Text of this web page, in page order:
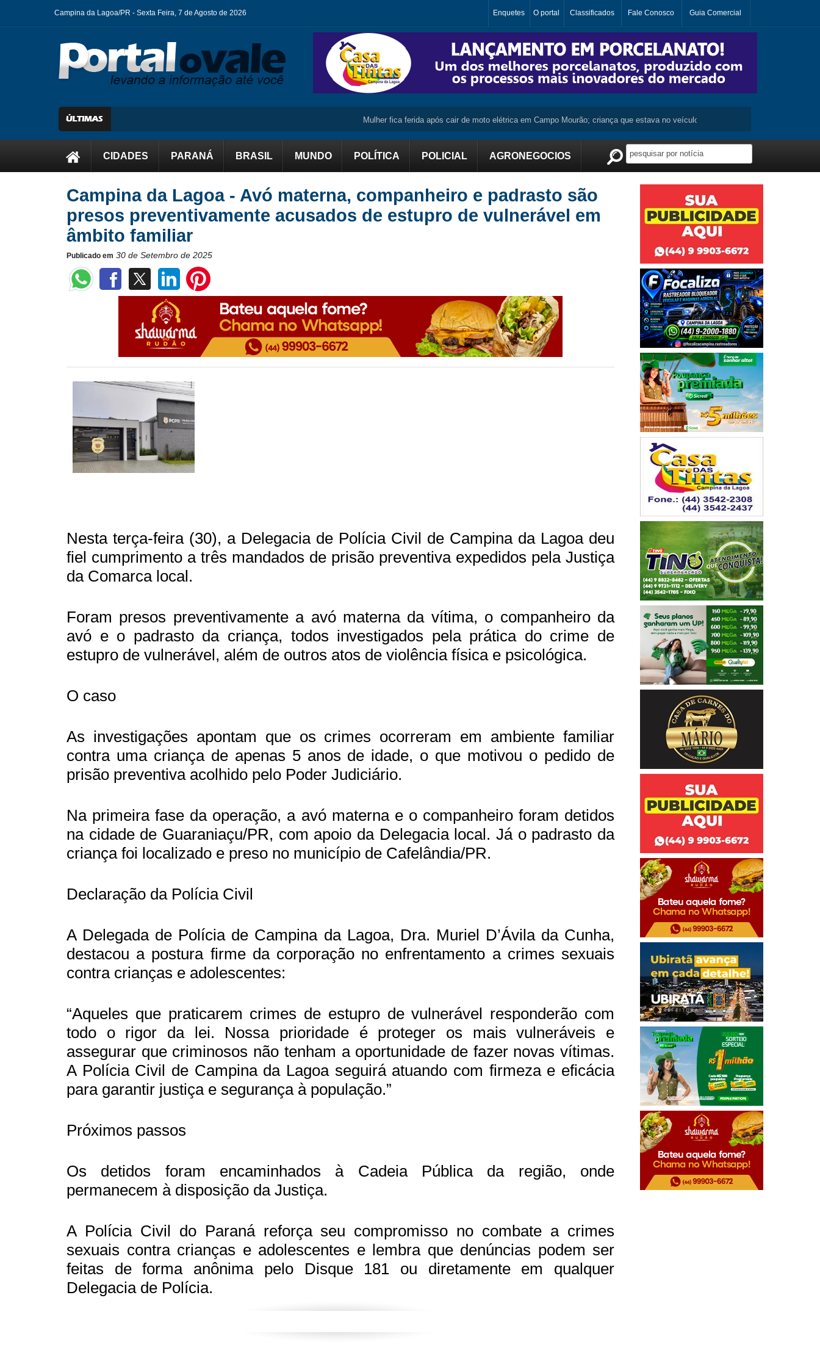
Campina da Lagoa/PR - Sexta Feira, 7 de Agosto de 2026 Enquetes O portal Classificados Fale Conosco Guia Comercial
Mulher fica ferida após cair de moto elétrica em Campo Mourão; criança que estava no veículo não se machuca ...
CIDADES PARANÁ BRASIL MUNDO POLÍTICA POLICIAL AGRONEGOCIOS
Campina da Lagoa - Avó materna, companheiro e padrasto são
presos preventivamente acusados de estupro de vulnerável em
âmbito familiar
Publicado em 30 de Setembro de 2025
Nesta terça-feira (30), a Delegacia de Polícia Civil de Campina da Lagoa deu
fiel cumprimento a três mandados de prisão preventiva expedidos pela Justiça
da Comarca local.
Foram presos preventivamente a avó materna da vítima, o companheiro da
avó e o padrasto da criança, todos investigados pela prática do crime de
estupro de vulnerável, além de outros atos de violência física e psicológica.
O caso
As investigações apontam que os crimes ocorreram em ambiente familiar
contra uma criança de apenas 5 anos de idade, o que motivou o pedido de
prisão preventiva acolhido pelo Poder Judiciário.
Na primeira fase da operação, a avó materna e o companheiro foram detidos
na cidade de Guaraniaçu/PR, com apoio da Delegacia local. Já o padrasto da
criança foi localizado e preso no município de Cafelândia/PR.
Declaração da Polícia Civil
A Delegada de Polícia de Campina da Lagoa, Dra. Muriel D’Ávila da Cunha,
destacou a postura firme da corporação no enfrentamento a crimes sexuais
contra crianças e adolescentes:
“Aqueles que praticarem crimes de estupro de vulnerável responderão com
todo o rigor da lei. Nossa prioridade é proteger os mais vulneráveis e
assegurar que criminosos não tenham a oportunidade de fazer novas vítimas.
A Polícia Civil de Campina da Lagoa seguirá atuando com firmeza e eficácia
para garantir justiça e segurança à população.”
Próximos passos
Os detidos foram encaminhados à Cadeia Pública da região, onde
permanecem à disposição da Justiça.
A Polícia Civil do Paraná reforça seu compromisso no combate a crimes
sexuais contra crianças e adolescentes e lembra que denúncias podem ser
feitas de forma anônima pelo Disque 181 ou diretamente em qualquer
Delegacia de Polícia.